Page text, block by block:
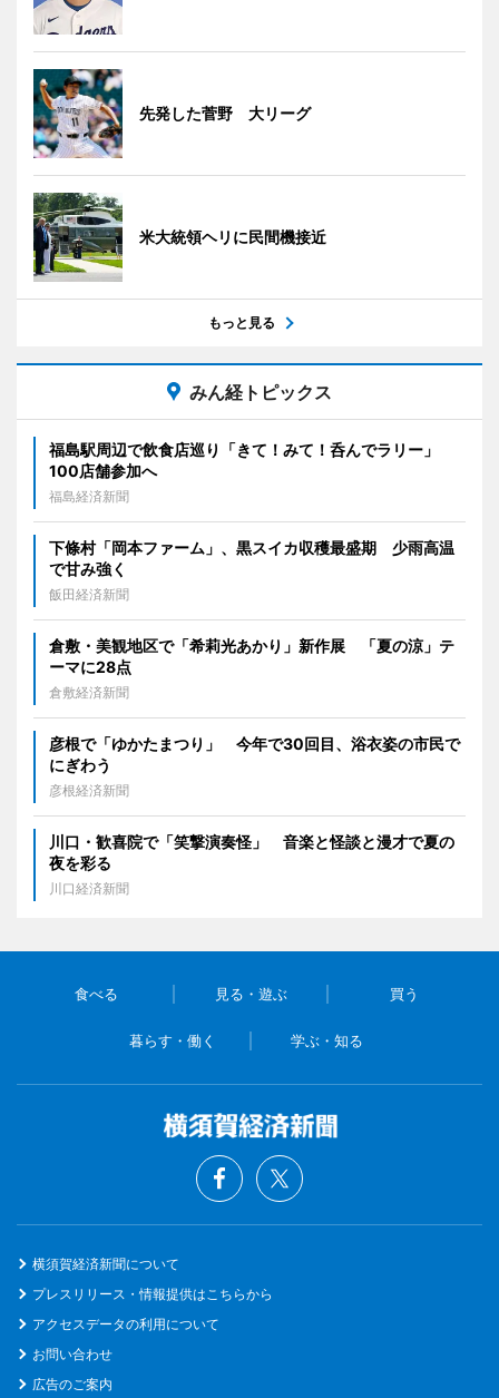
先発した菅野 大リーグ
米大統領ヘリに民間機接近
もっと見る
みん経トピックス
福島駅周辺で飲食店巡り「きて！みて！呑んでラリー」
100店舗参加へ
福島経済新聞
下條村「岡本ファーム」、黒スイカ収穫最盛期 少雨高温
で甘み強く
飯田経済新聞
倉敷・美観地区で「希莉光あかり」新作展 「夏の涼」テ
ーマに28点
倉敷経済新聞
彦根で「ゆかたまつり」 今年で30回目、浴衣姿の市民で
にぎわう
彦根経済新聞
川口・歓喜院で「笑撃演奏怪」 音楽と怪談と漫才で夏の
夜を彩る
川口経済新聞
食べる 見る・遊ぶ 買う
暮らす・働く 学ぶ・知る
横須賀経済新聞について
プレスリリース・情報提供はこちらから
アクセスデータの利用について
お問い合わせ
広告のご案内